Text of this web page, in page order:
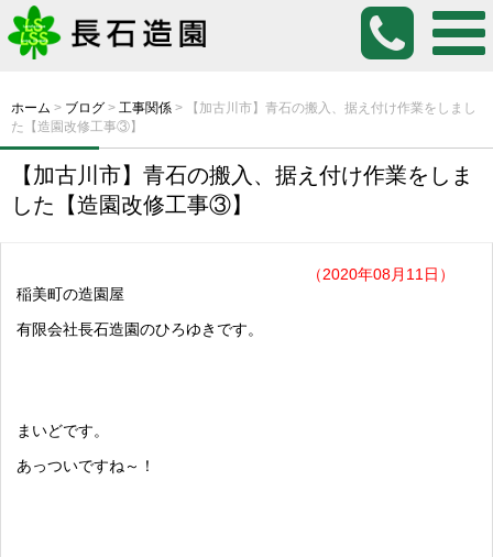
ホーム > ブログ > 工事関係 >
【加古川市】青石の搬入、据え付け作業をしまし
た【造園改修工事③】
【加古川市】青石の搬入、据え付け作業をしま
した【造園改修工事③】
（2020年08月11日）
稲美町の造園屋
有限会社長石造園のひろゆきです。
まいどです。
あっついですね～！